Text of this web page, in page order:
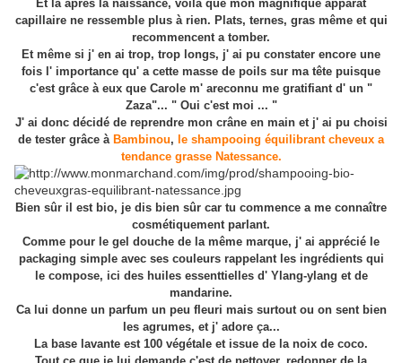
Et là apres la naissance, voilà que mon magnifique apparat
capillaire ne ressemble plus à rien. Plats, ternes, gras même et qui
recommencent a tomber.
Et même si j' en ai trop, trop longs, j' ai pu constater encore une
fois l' importance qu' a cette masse de poils sur ma tête puisque
c'est grâce à eux que Carole m' areconnu me gratifiant d' un "
Zaza"... " Oui c'est moi ... "
J' ai donc décidé de reprendre mon crâne en main et j' ai pu choisi
de tester grâce à Bambinou, le shampooing équilibrant cheveux a
tendance grasse Natessance.
Bien sûr il est bio, je dis bien sûr car tu commence a me connaître
cosmétiquement parlant.
Comme pour le gel douche de la même marque, j' ai apprécié le
packaging simple avec ses couleurs rappelant les ingrédients qui
le compose, ici des huiles essenttielles d' Ylang-ylang et de
mandarine.
Ca lui donne un parfum un peu fleuri mais surtout ou on sent bien
les agrumes, et j' adore ça...
La base lavante est 100 végétale et issue de la noix de coco.